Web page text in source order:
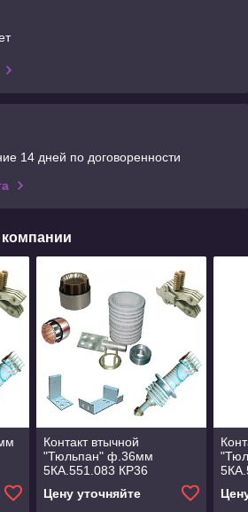
14 дней по договоренности
Контакт втычной
"Тюльпан" ф.36мм
5КА.551.083 КР36
Цену уточняйте